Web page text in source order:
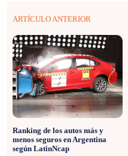
ARTÍCULO ANTERIOR
Ranking de los autos más y
menos seguros en Argentina
según LatinNcap